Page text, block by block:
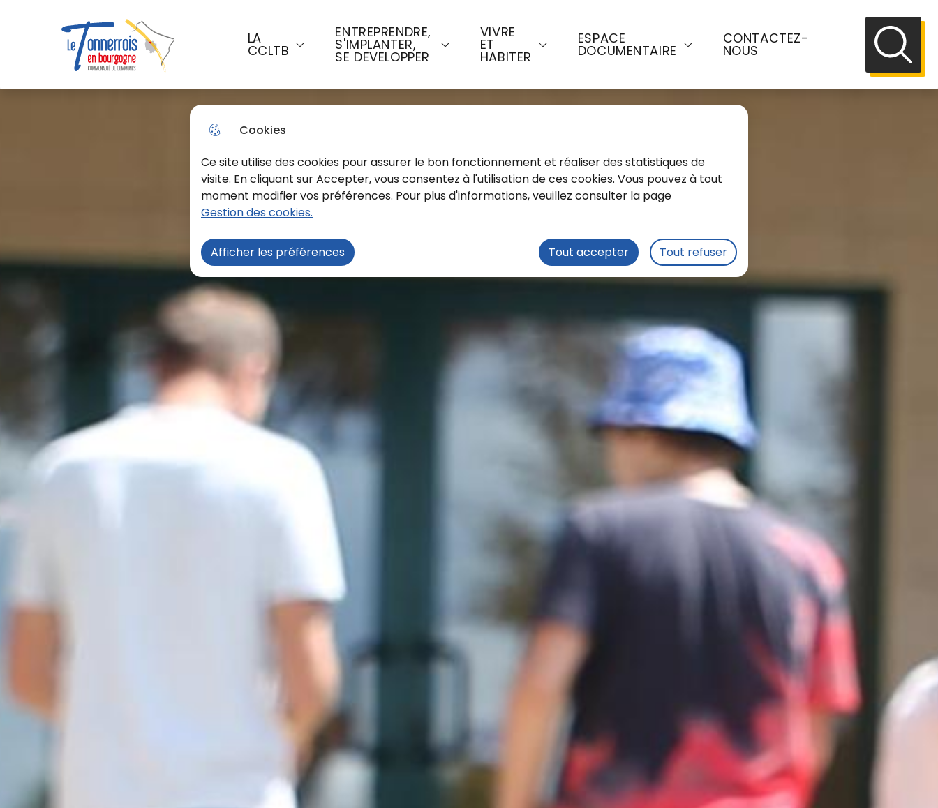
Cookies
Ce site utilise des cookies pour assurer le bon fonctionnement et réaliser des statistiques de
visite. En cliquant sur Accepter, vous consentez à l'utilisation de ces cookies. Vous pouvez à tout
moment modifier vos préférences. Pour plus d'informations, veuillez consulter la page
Gestion des cookies.
Afficher les préférences Tout accepter Tout refuser
Aller au menu Aller à la recherche Aller au contenu principal Consulter le plan du site
Menu principal
LA
CCLTB
ENTREPRENDRE,
S'IMPLANTER,
SE DEVELOPPER
VIVRE
ET
HABITER
ESPACE
DOCUMENTAIRE
CONTACTEZ-
NOUS